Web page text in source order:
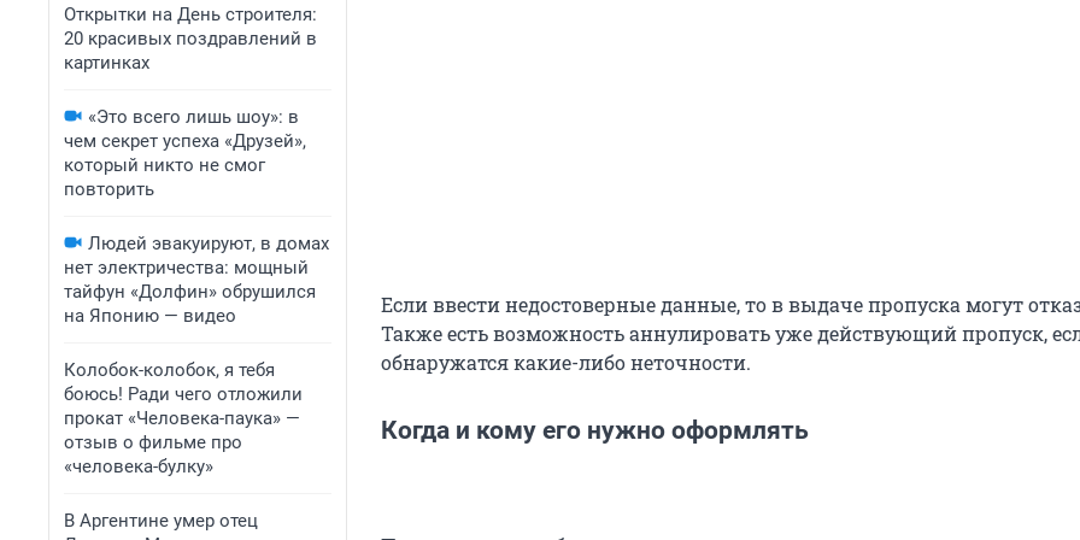
Открытки на День строителя:
20 красивых поздравлений в
картинках
«Это всего лишь шоу»: в
чем секрет успеха «Друзей»,
который никто не смог
повторить
Людей эвакуируют, в домах
нет электричества: мощный
тайфун «Долфин» обрушился
на Японию — видео
Колобок-колобок, я тебя
боюсь! Ради чего отложили
прокат «Человека-паука» —
отзыв о фильме про
«человека-булку»
В Аргентине умер отец
Если ввести недостоверные данные, то в выдаче пропуска могут
Также есть возможность аннулировать уже действующий пропуск,
обнаружатся какие-либо неточности.
Когда и кому его нужно оформлять